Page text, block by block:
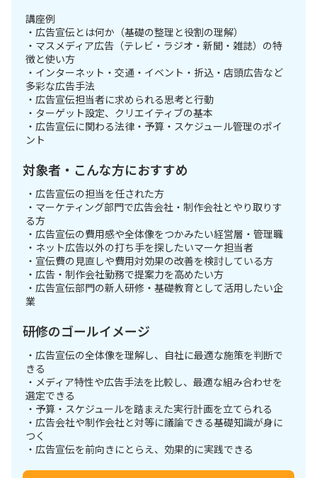
講座例
・広告宣伝とは何か（基礎の整理と役割の理解）
・マスメディア広告（テレビ・ラジオ・新聞・雑誌）の特
徴と使い方
・インターネット・交通・イベント・折込・店頭広告など
多彩な広告手法
・広告宣伝担当者に求められる思考と行動
・ターゲット設定、クリエイティブの基本
・広告宣伝に関わる法律・予算・スケジュール管理のポイ
ント
対象者・こんな方におすすめ
・広告宣伝の担当を任された方
・マーケティング部門で広告会社・制作会社とやり取りす
る方
・広告宣伝の費用感や全体像をつかみたい経営層・管理職
・ネット広告以外の打ち手を探したいマーケ担当者
・宣伝費の見直しや費用対効果の改善を検討している方
・広告・制作会社勤務で提案力を高めたい方
・広告宣伝部門の新人研修・基礎教育として活用したい企
業
研修のゴールイメージ
・広告宣伝の全体像を理解し、自社に最適な施策を判断で
きる
・メディア特性や広告手法を比較し、最適な組み合わせを
選定できる
・予算・スケジュールを踏まえた実行計画を立てられる
・広告会社や制作会社と対等に議論できる基礎知識が身に
つく
・広告宣伝を前向きにとらえ、効果的に実践できる